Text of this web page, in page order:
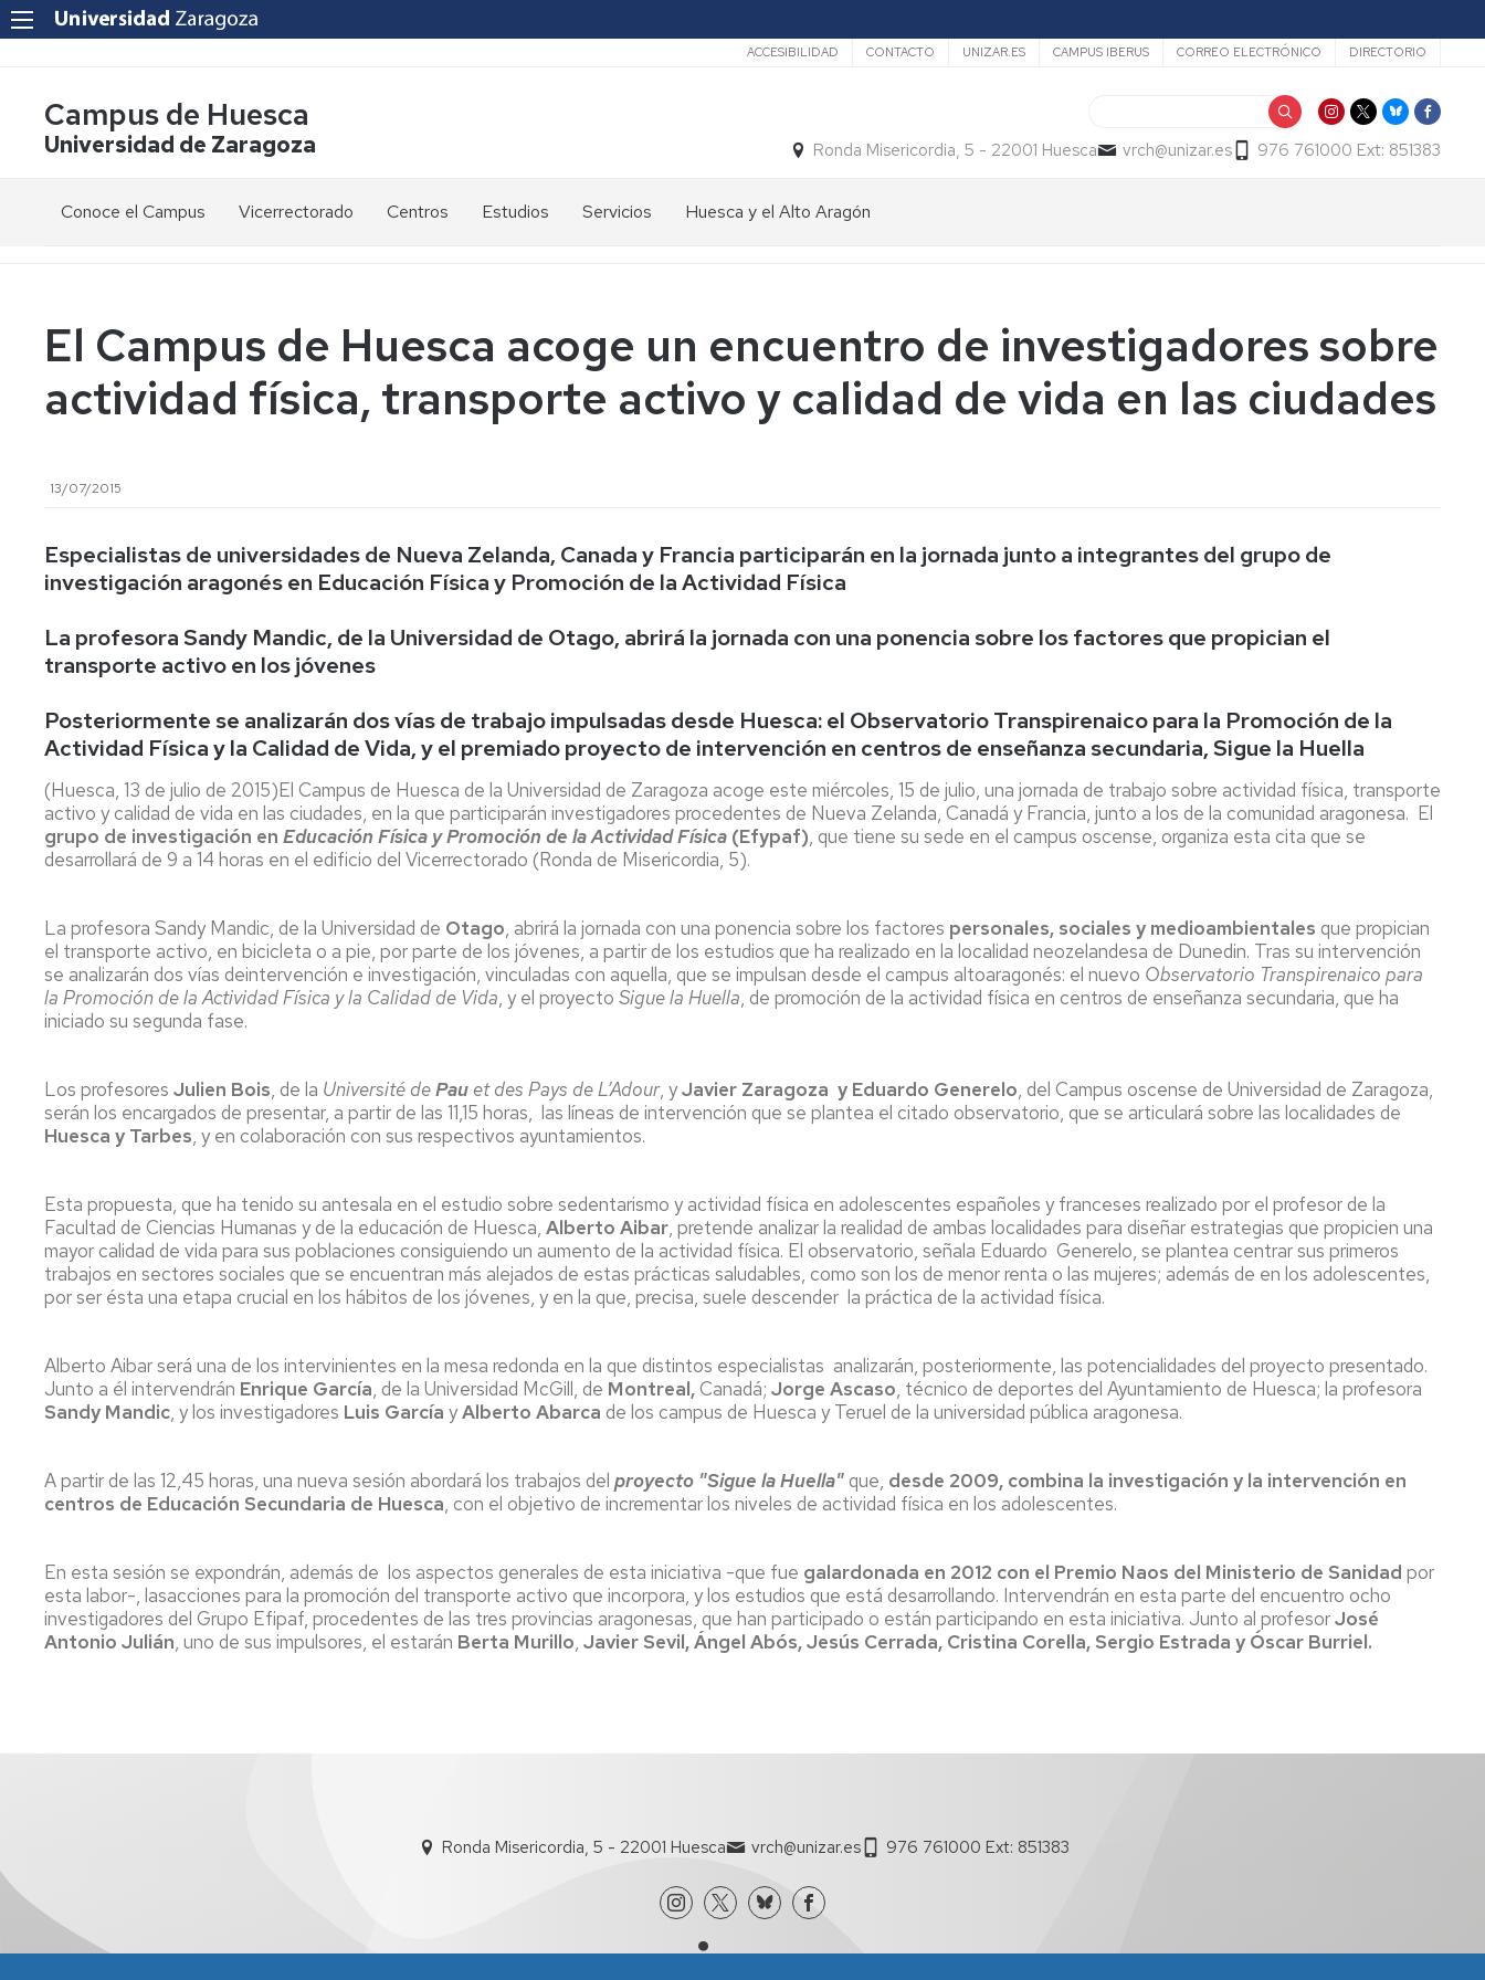
Secundario
ACCESIBILIDAD CONTACTO UNIZAR.ES CAMPUS IBERUS CORREO ELECTRÓNICO DIRECTORIO
Campus de Huesca
Universidad de Zaragoza Ronda Misericordia, 5 - 22001 Huesca vrch@unizar.es 976 761000 Ext: 851383
Conoce el Campus
Vicerrectora
de
Gobierno
estamos
Documentos
de
Get
us
Vicerrectorado
el
Lenguas
Cursos
Universidad
de
Experiencia
en
de
Huesca
Servicios
Secretaría
Orientación
Empleo
Internacionalización
Cultura,
Comunicación
e
Imagen
Actividades
Culturales
Comunicación
imagen
Actividades
e
instalaciones
deportivas
y
comunicaciones
Servicio
de
Conserjería
y
correo
Otros
servicios
en
el
Campus
Centros Estudios
Estudios
postgrado
Servicios Huesca y el Alto Aragón
de
Turismo
En
Aragón
Cultura
para
El Campus de Huesca acoge un encuentro de investigadores sobre
actividad física, transporte activo y calidad de vida en las ciudades
13/07/2015
Especialistas de universidades de Nueva Zelanda, Canada y Francia participarán en la jornada junto a integrantes del grupo de
investigación aragonés en Educación Física y Promoción de la Actividad Física
La profesora Sandy Mandic, de la Universidad de Otago, abrirá la jornada con una ponencia sobre los factores que propician el
transporte activo en los jóvenes
Posteriormente se analizarán dos vías de trabajo impulsadas desde Huesca: el Observatorio Transpirenaico para la Promoción de la
Actividad Física y la Calidad de Vida, y el premiado proyecto de intervención en centros de enseñanza secundaria, Sigue la Huella
(Huesca, 13 de julio de 2015)El Campus de Huesca de la Universidad de Zaragoza acoge este miércoles, 15 de julio, una jornada de trabajo sobre actividad física, transporte
activo y calidad de vida en las ciudades, en la que participarán investigadores procedentes de Nueva Zelanda, Canadá y Francia, junto a los de la comunidad aragonesa. El
grupo de investigación en Educación Física y Promoción de la Actividad Física (Efypaf), que tiene su sede en el campus oscense, organiza esta cita que se
desarrollará de 9 a 14 horas en el edificio del Vicerrectorado (Ronda de Misericordia, 5).
La profesora Sandy Mandic, de la Universidad de Otago, abrirá la jornada con una ponencia sobre los factores personales, sociales y medioambientales que propician
el transporte activo, en bicicleta o a pie, por parte de los jóvenes, a partir de los estudios que ha realizado en la localidad neozelandesa de Dunedin. Tras su intervención
se analizarán dos vías deintervención e investigación, vinculadas con aquella, que se impulsan desde el campus altoaragonés: el nuevo Observatorio Transpirenaico para
la Promoción de la Actividad Física y la Calidad de Vida, y el proyecto Sigue la Huella, de promoción de la actividad física en centros de enseñanza secundaria, que ha
iniciado su segunda fase.
Los profesores Julien Bois, de la Université dePau et des Pays de L’Adour, yJavier Zaragoza y Eduardo Generelo, del Campus oscense de Universidad de Zaragoza,
serán los encargados de presentar, a partir de las 11,15 horas, las líneas de intervención que se plantea el citado observatorio, que se articulará sobre las localidades de
Huesca y Tarbes, y en colaboración con sus respectivos ayuntamientos.
Esta propuesta, que ha tenido su antesala en el estudio sobre sedentarismo y actividad física en adolescentes españoles y franceses realizado por el profesor de la
Facultad de Ciencias Humanas y de la educación de Huesca, Alberto Aibar, pretende analizar la realidad de ambas localidades para diseñar estrategias que propicien una
mayor calidad de vida para sus poblaciones consiguiendo un aumento de la actividad física. El observatorio, señala Eduardo Generelo, se plantea centrar sus primeros
trabajos en sectores sociales que se encuentran más alejados de estas prácticas saludables, como son los de menor renta o las mujeres; además de en los adolescentes,
por ser ésta una etapa crucial en los hábitos de los jóvenes, y en la que, precisa, suele descender la práctica de la actividad física.
Alberto Aibar será una de los intervinientes en la mesa redonda en la que distintos especialistas analizarán, posteriormente, las potencialidades del proyecto presentado.
Junto a él intervendrán Enrique García, de la Universidad McGill, de Montreal,Canadá; Jorge Ascaso, técnico de deportes del Ayuntamiento de Huesca; la profesora
Sandy Mandic, y los investigadores Luis García yAlberto Abarca de los campus de Huesca y Teruel de la universidad pública aragonesa.
A partir de las 12,45 horas, una nueva sesión abordará los trabajos del proyecto "Sigue la Huella"que, desde 2009, combina la investigación y la intervención en
centros de Educación Secundaria de Huesca, con el objetivo de incrementar los niveles de actividad física en los adolescentes.
En esta sesión se expondrán, además de los aspectos generales de esta iniciativa -que fue galardonada en 2012 con el Premio Naos del Ministerio de Sanidad por
esta labor-, lasacciones para la promoción del transporte activo que incorpora, y los estudios que está desarrollando. Intervendrán en esta parte del encuentro ocho
investigadores del Grupo Efipaf, procedentes de las tres provincias aragonesas, que han participado o están participando en esta iniciativa. Junto al profesorJosé
Antonio Julián, uno de sus impulsores, el estarán Berta Murillo, Javier Sevil, Ángel Abós, Jesús Cerrada, Cristina Corella, Sergio Estrada y Óscar Burriel.
Ronda Misericordia, 5 - 22001 Huesca vrch@unizar.es 976 761000 Ext: 851383